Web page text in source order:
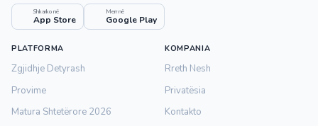
Shkarko në
App Store
Merr në
Google Play
PLATFORMA
Zgjidhje Detyrash
Provime
Matura Shtetërore 2026
KOMPANIA
Rreth Nesh
Privatësia
Kontakto